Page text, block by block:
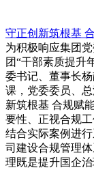
守正创新筑根基
为积极响应集团
团“干部素质提升
委书记、董事长
课，党委委员、
新筑根基 合规赋
要性、正视合规
结合实际案例进
司建设合规管理
理既是提升国企